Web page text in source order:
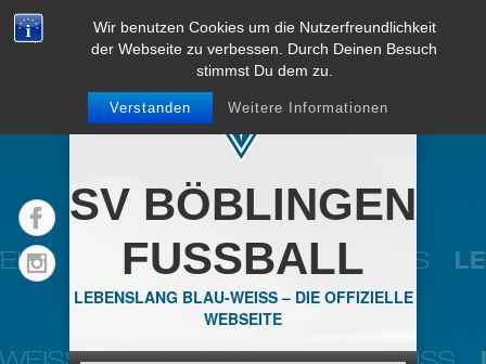
Wir benutzen Cookies um die Nutzerfreundlichkeit
der Webseite zu verbessen. Durch Deinen Besuch
stimmst Du dem zu.
Verstanden Weitere Informationen
SV BÖBLINGEN
FUSSBALL
LEBENSLANG BLAU-WEISS – DIE OFFIZIELLE
WEBSEITE